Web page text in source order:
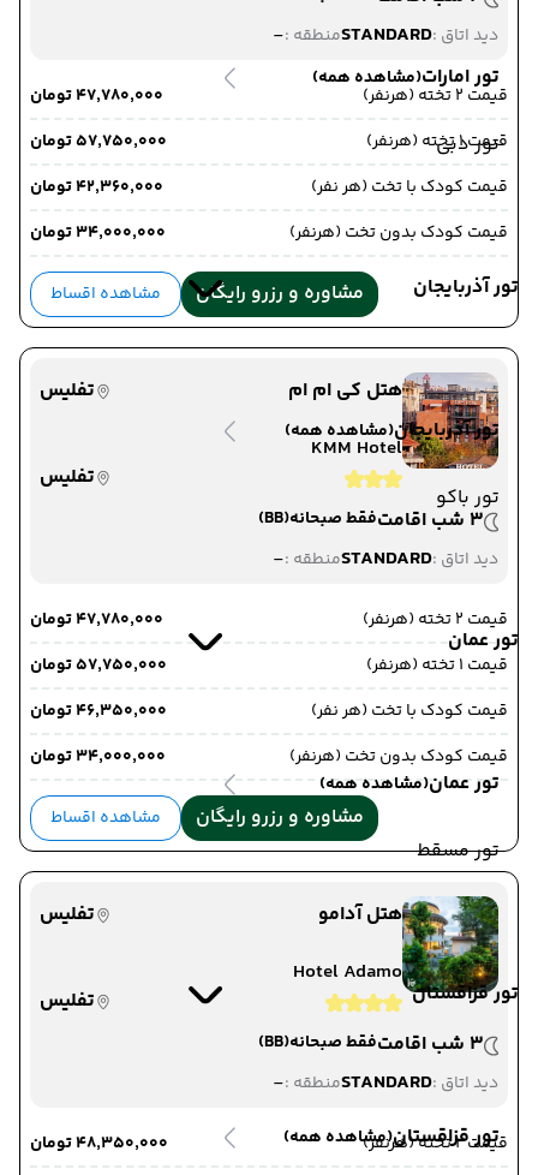
تور امارات(مشاهده همه)
تور دبی
تور آذربایجان
تور آذربایجان(مشاهده همه)
تور باکو
تور عمان
تور عمان(مشاهده همه)
تور مسقط
تور قزاقستان
تور قزاقستان(مشاهده همه)
دید اتاق :STANDARDمنطقه :-
قیمت 2 تخته (هرنفر)
۴۷٬۷۸۰٬۰۰۰ تومان
قیمت 1 تخته (هرنفر)
۵۷٬۷۵۰٬۰۰۰ تومان
قیمت کودک با تخت (هر نفر)
۴۲٬۳۶۰٬۰۰۰ تومان
قیمت کودک بدون تخت (هرنفر)
۳۴٬۰۰۰٬۰۰۰ تومان
مشاوره و رزرو رایگان مشاهده اقساط
هتل کی ام ام
تفلیس
KMM Hotel
تفلیس
3 شب اقامت
فقط صبحانه(BB)
دید اتاق :STANDARDمنطقه :-
قیمت 2 تخته (هرنفر)
۴۷٬۷۸۰٬۰۰۰ تومان
قیمت 1 تخته (هرنفر)
۵۷٬۷۵۰٬۰۰۰ تومان
قیمت کودک با تخت (هر نفر)
۴۶٬۳۵۰٬۰۰۰ تومان
قیمت کودک بدون تخت (هرنفر)
۳۴٬۰۰۰٬۰۰۰ تومان
مشاوره و رزرو رایگان مشاهده اقساط
هتل آدامو
تفلیس
Hotel Adamo
تفلیس
3 شب اقامت
فقط صبحانه(BB)
دید اتاق :STANDARDمنطقه :-
قیمت 2 تخته (هرنفر)
۴۸٬۳۵۰٬۰۰۰ تومان